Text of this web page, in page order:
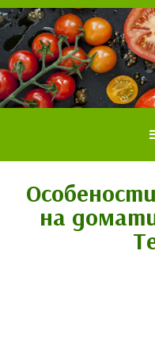
Отглеждане
Сортове и
на